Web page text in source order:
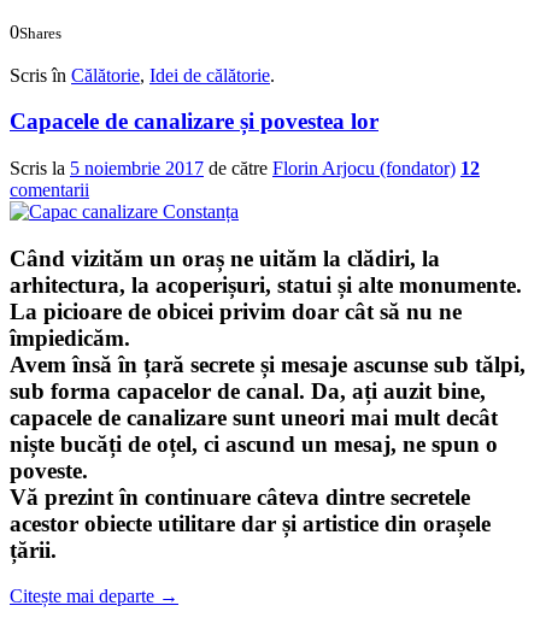
0Shares
Scris în Călătorie, Idei de călătorie.
Capacele de canalizare și povestea lor
Scris la 5 noiembrie 2017 de către Florin Arjocu (fondator) 12
comentarii
Când vizităm un oraș ne uităm la clădiri, la
arhitectura, la acoperișuri, statui și alte monumente.
La picioare de obicei privim doar cât să nu ne
împiedicăm.
Avem însă în țară secrete și mesaje ascunse sub tălpi,
sub forma capacelor de canal. Da, ați auzit bine,
capacele de canalizare sunt uneori mai mult decât
niște bucăți de oțel, ci ascund un mesaj, ne spun o
poveste.
Vă prezint în continuare câteva dintre secretele
acestor obiecte utilitare dar și artistice din orașele
țării.
Citește mai departe →